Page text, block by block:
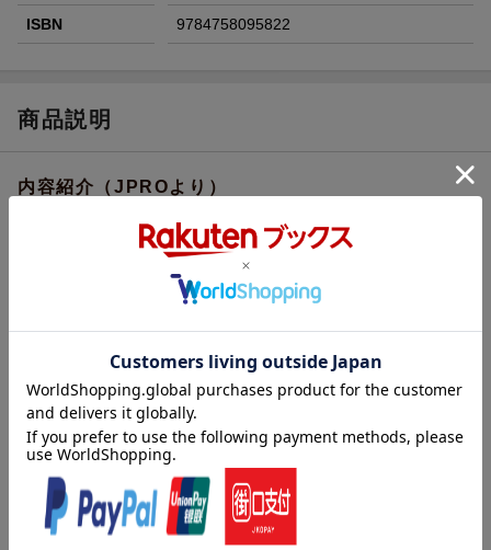
ISBN 9784758095822
商品説明
内容紹介（JPROより）
乙女ゲームの悪役令嬢カタリナに転生した私。破滅フラグをなん
とか回避し魔法省で地道に働いているのに、出戻り悪役令嬢が破
滅するゲーム続編は進行中！
その上、続編の攻略対象者で以前仲良くなった友好国のセザール
のでは!?--そう考えた私は、彼を避けようとするけれど!?
大人気破滅回避ラブコメディ★波乱続きの第13弾!!
内容紹介（「BOOK」データベースより）
乙女ゲームの悪役令嬢カタリナに転生した私。破滅フラグをなん
とか回避し魔法省で地道に働いているのに、出戻り悪役令嬢が破